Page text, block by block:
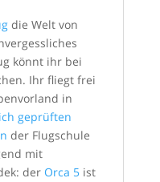
die Welt von
könnt ihr bei
Ihr fliegt frei
in
geprüften
der Flugschule
mit
der Orca 5ist